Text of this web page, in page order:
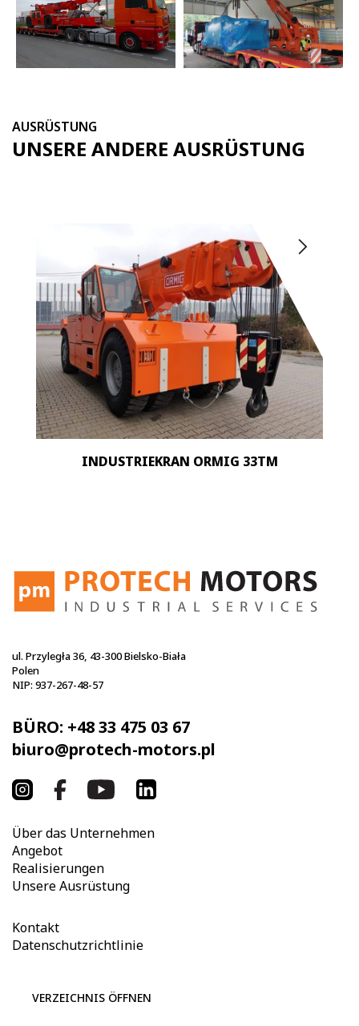
AUSRÜSTUNG
UNSERE ANDERE AUSRÜSTUNG
INDUSTRIEKRAN ORMIG 33TM
ul. Przyległa 36, 43-300 Bielsko-Biała
Polen
NIP: 937-267-48-57
BÜRO: +48 33 475 03 67
biuro@protech-motors.pl
Über das Unternehmen
Angebot
Realisierungen
Unsere Ausrüstung
Kontakt
Datenschutzrichtlinie
VERZEICHNIS ÖFFNEN